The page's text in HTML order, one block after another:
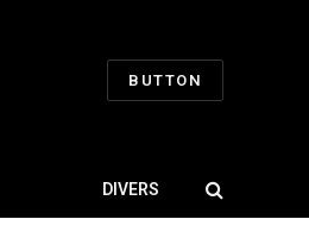
BUTTON
DIVERS